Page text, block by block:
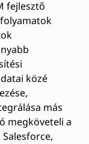
fejlesztő
közé
más
megköveteli a